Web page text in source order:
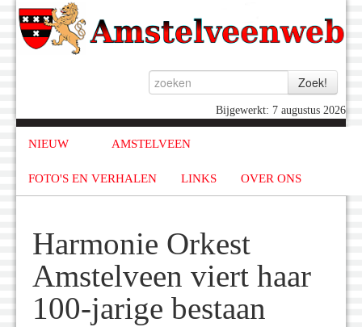
Bijgewerkt: 7 augustus 2026
NIEUW AMSTELVEEN
FOTO'S EN VERHALEN LINKS OVER ONS
Harmonie Orkest
Amstelveen viert haar
100-jarige bestaan